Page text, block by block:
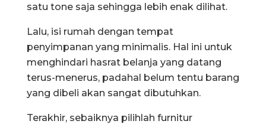
satu tone saja sehingga lebih enak dilihat.
Lalu, isi rumah dengan tempat
penyimpanan yang minimalis. Hal ini untuk
menghindari hasrat belanja yang datang
terus-menerus, padahal belum tentu barang
yang dibeli akan sangat dibutuhkan.
Terakhir, sebaiknya pilihlah furnitur